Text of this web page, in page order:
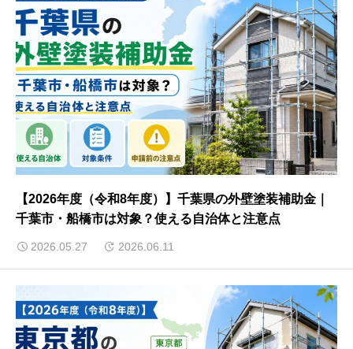
【2026年度（令和8年度）】千葉県の外壁塗装補助金｜
千葉市・船橋市は対象？使える自治体と注意点
2026.05.27 2026.06.11